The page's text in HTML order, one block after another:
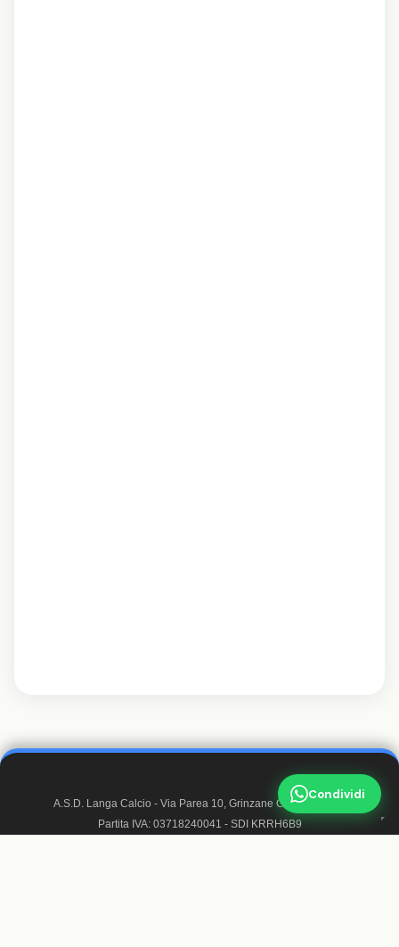
Condividi
A.S.D. Langa Calcio - Via Parea 10, Grinzane Cavour 12060
Partita IVA: 03718240041 - SDI KRRH6B9